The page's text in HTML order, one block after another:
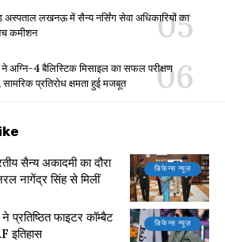
अस्पताल लखनऊ में सैन्य नर्सिंग सेवा अधिकारियों का
कमीशन
ने अग्नि-4 बैलिस्टिक मिसाइल का सफल परीक्षण
सामरिक प्रतिरोध क्षमता हुई मजबूत
डिफेन्स न्यूज़
सैन्य अकादमी का दौरा
नागेंद्र सिंह से मिलीं
डिफेन्स न्यूज़
प्रतिष्ठित फाइटर कॉम्बैट
इतिहास